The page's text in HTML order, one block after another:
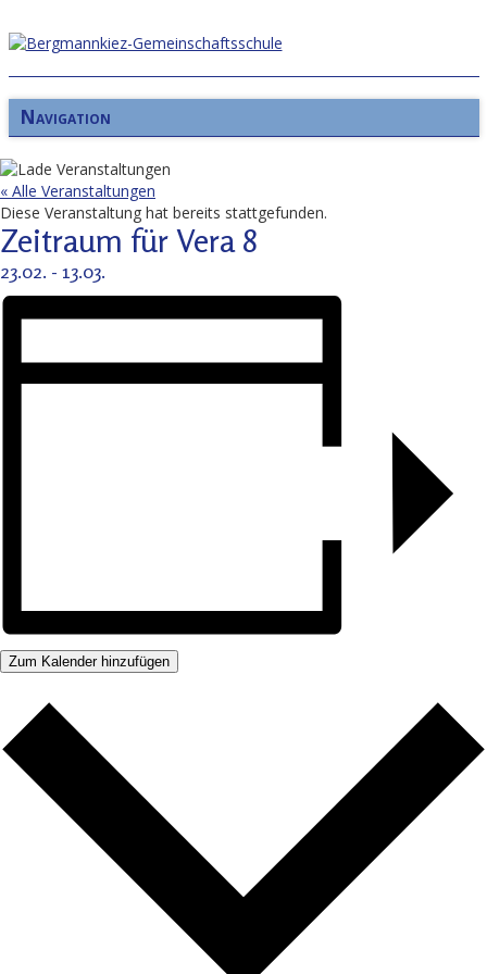
Navigation
« Alle Veranstaltungen
Diese Veranstaltung hat bereits stattgefunden.
Zeitraum für Vera 8
23.02. - 13.03.
Zum Kalender hinzufügen